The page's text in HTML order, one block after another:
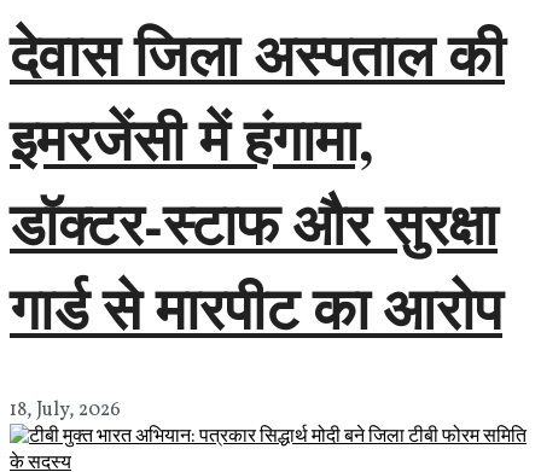
देवास जिला अस्पताल की
इमरजेंसी में हंगामा,
डॉक्टर-स्टाफ और सुरक्षा
गार्ड से मारपीट का आरोप
18, July, 2026